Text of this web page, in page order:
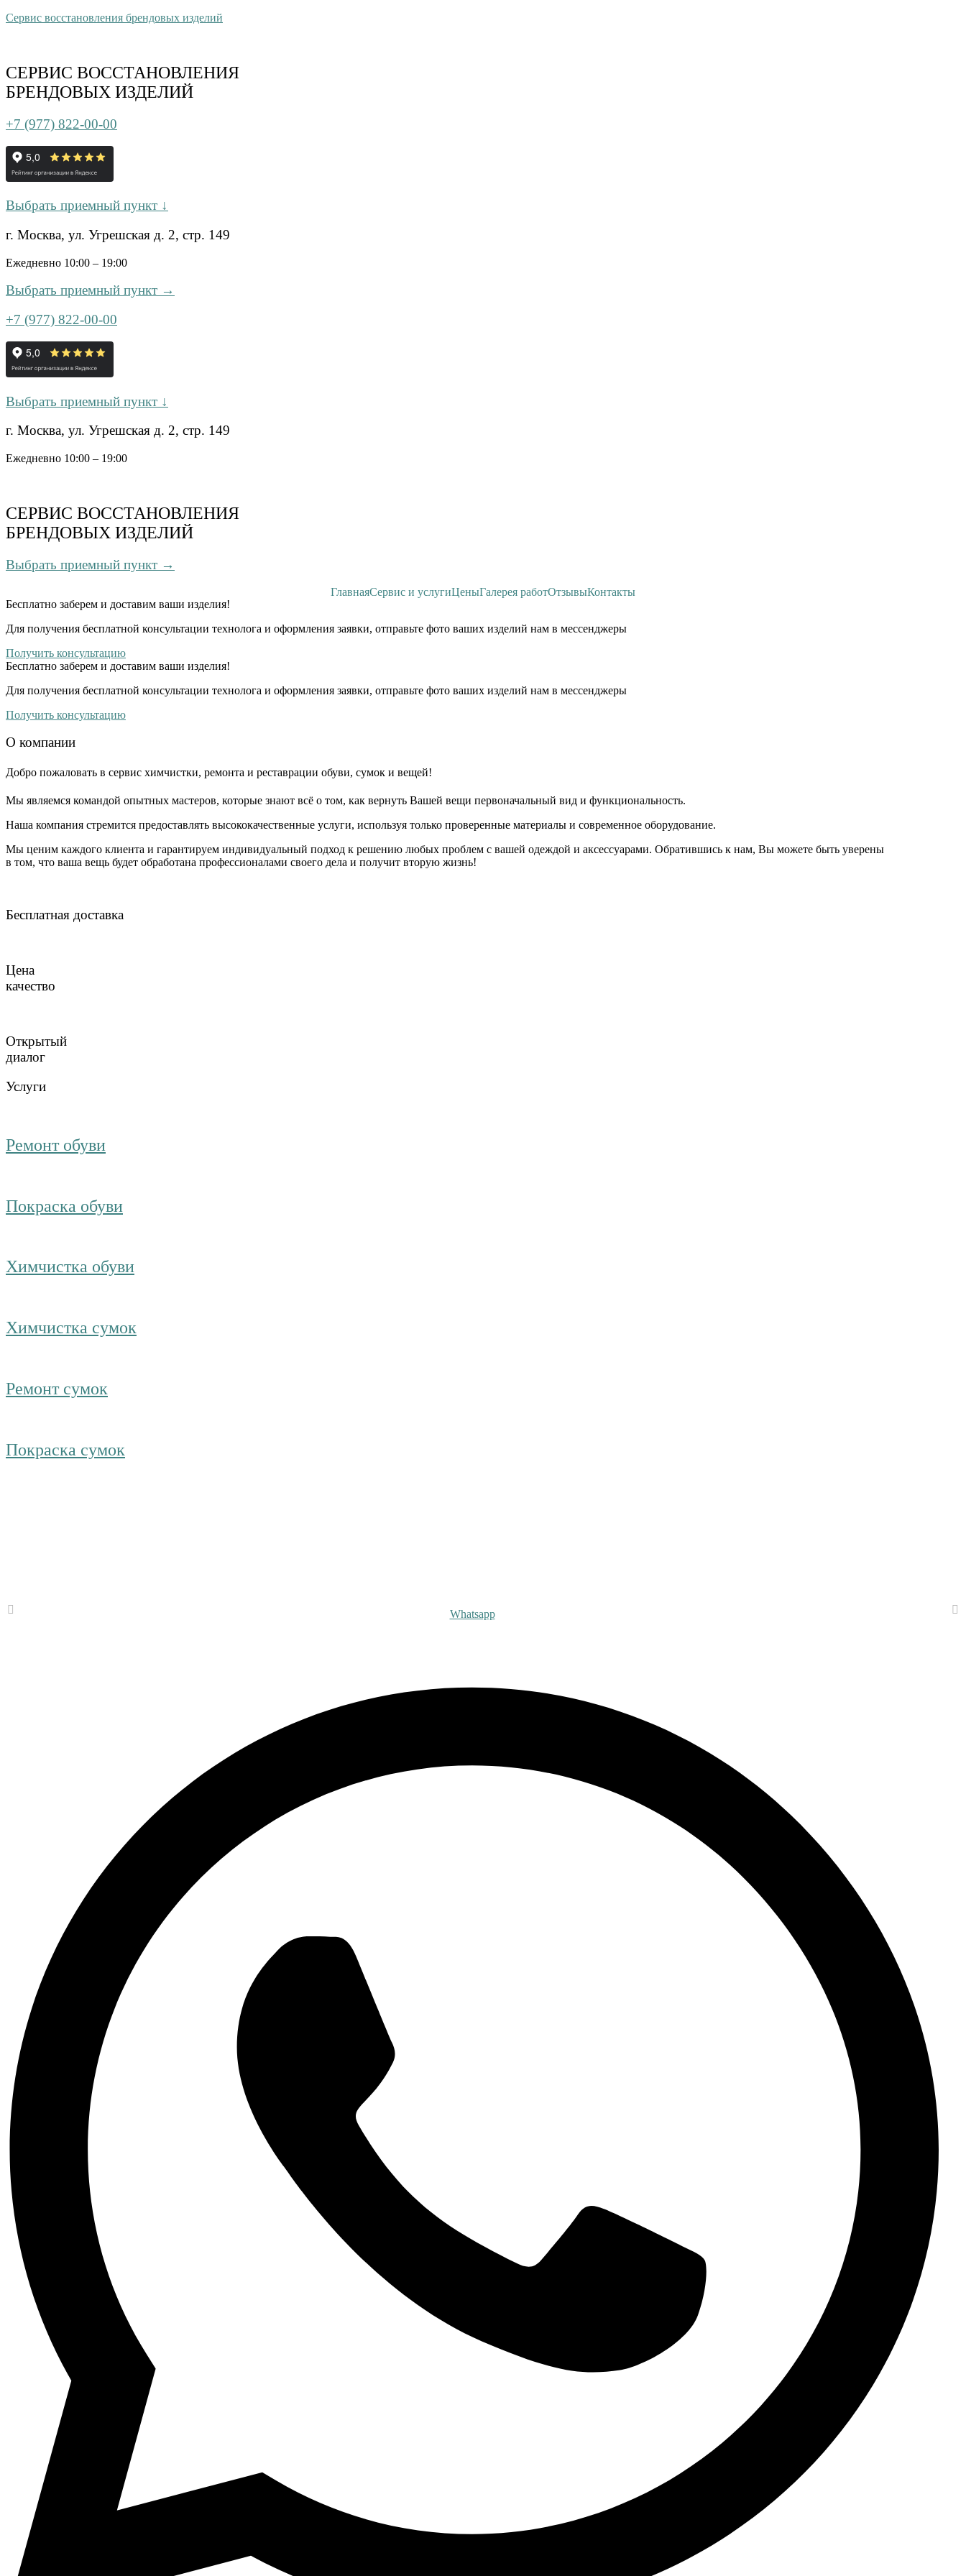
Сервис восстановления брендовых изделий
СЕРВИС ВОССТАНОВЛЕНИЯ
БРЕНДОВЫХ ИЗДЕЛИЙ
+7 (977) 822-00-00
Выбрать приемный пункт ↓
г. Москва, ул. Угрешская д. 2, стр. 149
Ежедневно 10:00 – 19:00
Выбрать приемный пункт →
+7 (977) 822-00-00
Выбрать приемный пункт ↓
г. Москва, ул. Угрешская д. 2, стр. 149
Ежедневно 10:00 – 19:00
СЕРВИС ВОССТАНОВЛЕНИЯ
БРЕНДОВЫХ ИЗДЕЛИЙ
Выбрать приемный пункт →
ГлавнаяСервис и услугиЦеныГалерея работОтзывыКонтакты
Бесплатно заберем и доставим ваши изделия!
Для получения бесплатной консультации технолога и оформления заявки, отправьте фото ваших изделий нам в мессенджеры
Получить консультацию
Бесплатно заберем и доставим ваши изделия!
Для получения бесплатной консультации технолога и оформления заявки, отправьте фото ваших изделий нам в мессенджеры
Получить консультацию
О компании
Добро пожаловать в сервис химчистки, ремонта и реставрации обуви, сумок и вещей!
Мы являемся командой опытных мастеров, которые знают всё о том, как вернуть Вашей вещи первоначальный вид и функциональность.
Наша компания стремится предоставлять высококачественные услуги, используя только проверенные материалы и современное оборудование.
Мы ценим каждого клиента и гарантируем индивидуальный подход к решению любых проблем с вашей одеждой и аксессуарами. Обратившись к нам, Вы можете быть уверены
в том, что ваша вещь будет обработана профессионалами своего дела и получит вторую жизнь!
Бесплатная доставка
Цена
качество
Открытый
диалог
Услуги
Ремонт обуви
Покраска обуви
Химчистка обуви
Химчистка сумок
Ремонт сумок
Покраска сумок
Whatsapp